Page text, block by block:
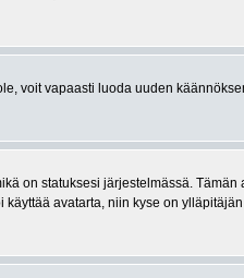
voit vapaasti luoda uuden
on statuksesi järjestelmässä. Tämän
avatarta, niin kyse on